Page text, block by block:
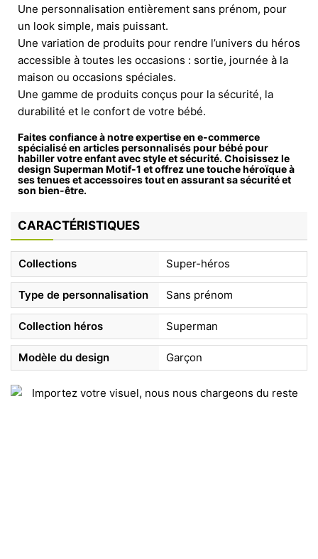
Une personnalisation entièrement sans prénom, pour
un look simple, mais puissant.
Une variation de produits pour rendre l’univers du héros
accessible à toutes les occasions : sortie, journée à la
maison ou occasions spéciales.
Une gamme de produits conçus pour la sécurité, la
durabilité et le confort de votre bébé.
Faites confiance à notre expertise en e-commerce
spécialisé en articles personnalisés pour bébépour
habiller votre enfant avec style et sécurité. Choisissez le
design Superman Motif-1 et offrez une touche héroïque à
ses tenues et accessoires tout en assurant sa sécurité et
son bien-être.
CARACTÉRISTIQUES
Collections Super-héros
Type de personnalisation Sans prénom
Collection héros Superman
Modèle du design Garçon